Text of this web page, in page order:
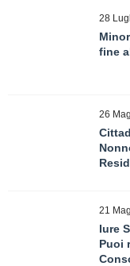
28
fine
26
21
Iure
Puoi